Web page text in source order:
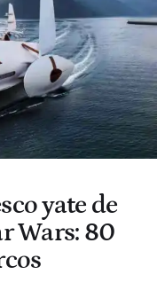
yate de
Wars: 80